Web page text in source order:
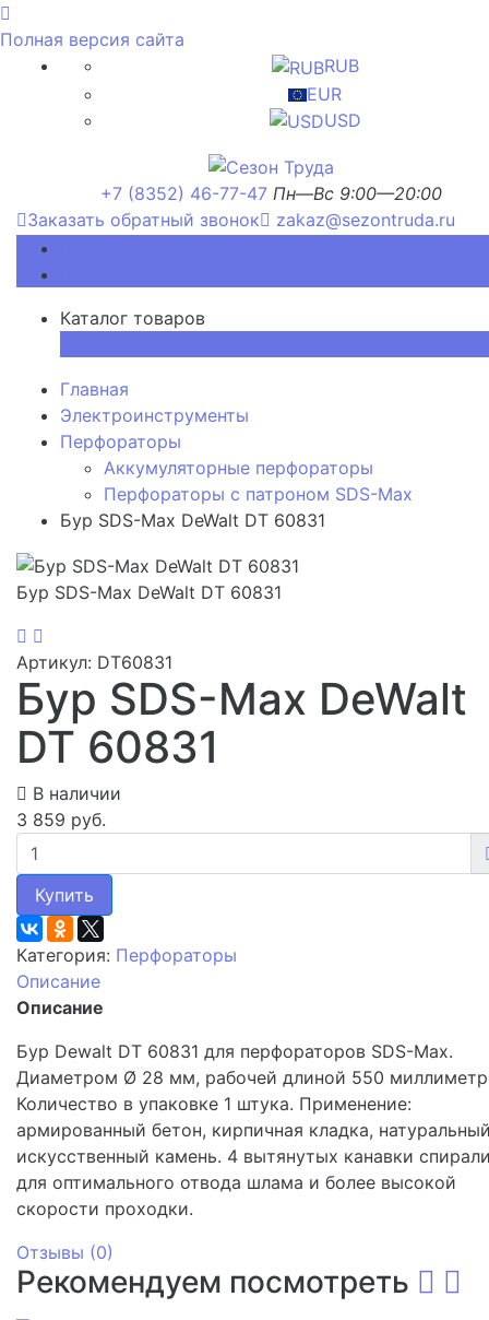
Полная версия сайта
RUB
EUR
USD
+7 (8352) 46-77-47 Пн—Вс 9:00—20:00
Заказать обратный звонок
zakaz@sezontruda.ru
Каталог товаров
Главная
Электроинструменты
Перфораторы
Аккумуляторные перфораторы
Перфораторы с патроном SDS-Max
Бур SDS-Max DeWalt DT 60831
Бур SDS-Max DeWalt DT 60831
Артикул: DT60831
Бур SDS-Max DeWalt
DT 60831
В наличии
3 859 руб.
Купить
Категория: Перфораторы
Описание
Описание
Бур Dewalt DT 60831 для перфораторов SDS-Max.
Диаметром Ø 28 мм, рабочей длиной 550
Количество в упаковке 1 штука. Применение:
армированный бетон, кирпичная кладка,
искусственный камень. 4 вытянутых канавки
для оптимального отвода шлама и более высокой
скорости проходки.
Отзывы (0)
Рекомендуем посмотреть